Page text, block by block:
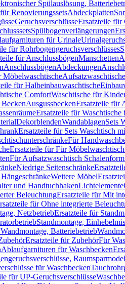
Spülauslösung,
RenovierungssetsAbdeckplatten
GeruchsverschlüsseErsatzteile für
Spülbogenverlängerungen
für Urinale
für Rohrbogengeruchsverschlüsses
für AnschlussbögenManschetten
AnschlussbögenAbdeckungen
MöbelwaschtischeAufsatzwaschtische
für Halbeinbauwaschtische
ComfortWaschtische für
AusgussbeckenErsatzteile für
Ersatzteile für Waschtische
DekorblendenWandablagenSets
Ersatzteile für Sets Waschtisch
Für
Ersatzteile für Für
Für Aufsatzwaschtisch Schalenform
Niedrige Seitenschränke
Weitere Möbel
und HandtuchhakenLichtelemente
BeleuchtungErsatzteile für Mit
für Ohne integrierte
NetzbetriebErsatzteile für
Standmontage,
Batteriebetrieb
Ersatzteile für ZubehörFür
Ablaufgarnituren für Waschbecken
für Waschbecken
für UP-Geruchsverschlüsse